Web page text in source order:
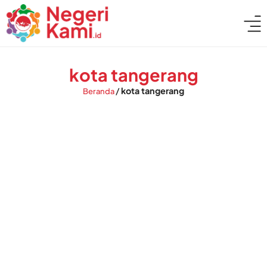
kota tangerang
Beranda/kota tangerang